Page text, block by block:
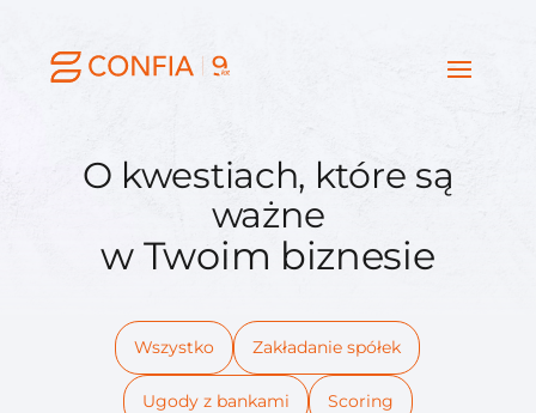
O kwestiach, które są
ważne
w Twoim biznesie
Wszystko Zakładanie spółek
Ugody z bankami Scoring